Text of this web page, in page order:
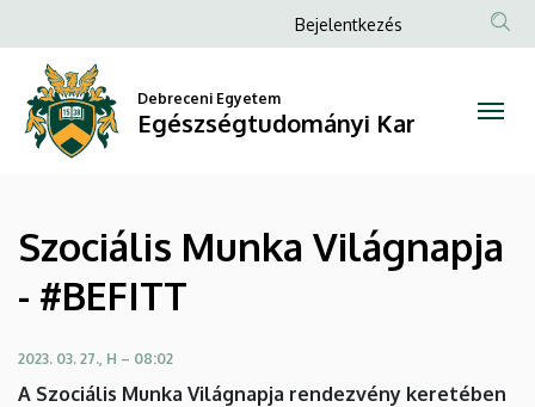
Munka
Világnapja
#BEFITT
Egészségtudományi
Kar
a
tartalomra
Anonim
menüje
Bejelentkezés
Debreceni Egyetem
Egészségtudományi Kar
Szociális Munka Világnapja
- #BEFITT
2023. 03. 27., H – 08:02
A Szociális Munka Világnapja rendezvény keretében